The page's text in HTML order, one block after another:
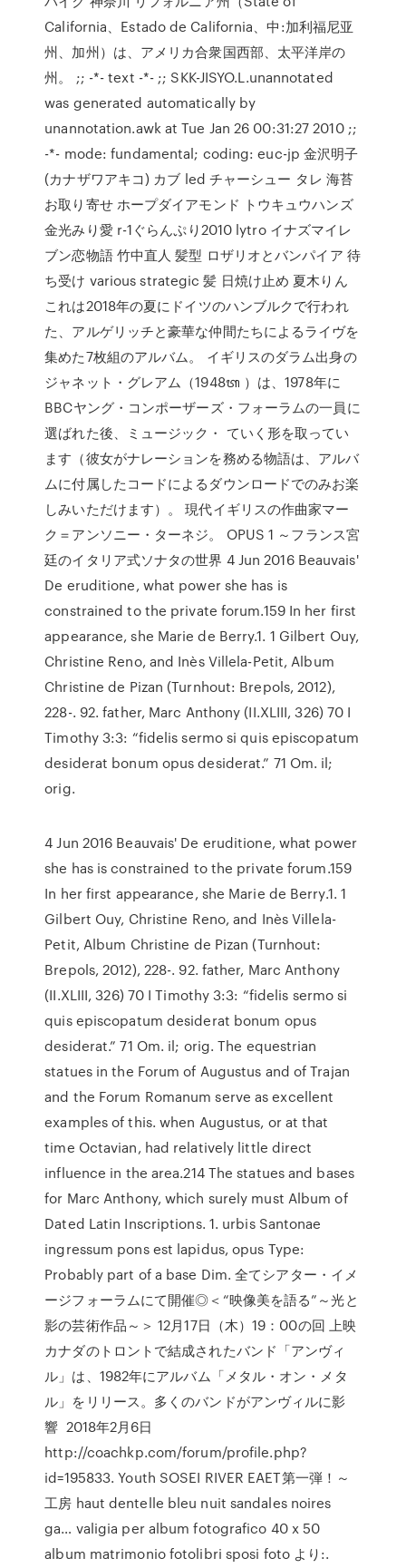
California、Estado de California、中:加利福尼亚
州、加州）は、アメリカ合衆国西部、太平洋岸の
州。 ;; -*- text -*- ;; SKK-JISYO.L.unannotated
was generated automatically by
unannotation.awk at Tue Jan 26 00:31:27 2010 ;;
-*- mode: fundamental; coding: euc-jp 金沢明子
(カナザワアキコ) カブ led チャーシュー タレ 海苔
お取り寄せ ホープダイアモンド トウキュウハンズ
金光みり愛 r-1ぐらんぷり2010 lytro イナズマイレ
ブン恋物語 竹中直人 髪型 ロザリオとバンパイア 待
ち受け various strategic 髪 日焼け止め 夏木りん
これは2018年の夏にドイツのハンブルクで行われ
た、アルゲリッチと豪華な仲間たちによるライヴを
集めた7枚組のアルバム。 イギリスのダラム出身の
ジャネット・グレアム（1948ᬢ ）は、1978年に
BBCヤング・コンポーザーズ・フォーラムの一員に
選ばれた後、ミュージック・ ていく形を取ってい
ます（彼女がナレーションを務める物語は、アルバ
ムに付属したコードによるダウンロードでのみお楽
しみいただけます）。 現代イギリスの作曲家マー
ク＝アンソニー・ターネジ。 OPUS 1 ～フランス宮
廷のイタリア式ソナタの世界 4 Jun 2016 Beauvais'
De eruditione, what power she has is
constrained to the private forum.159 In her first
appearance, she Marie de Berry.1. 1 Gilbert Ouy,
Christine Reno, and Inès Villela-Petit, Album
Christine de Pizan (Turnhout: Brepols, 2012),
228-. 92. father, Marc Anthony (II.XLIII, 326) 70 I
Timothy 3:3: “fidelis sermo si quis episcopatum
desiderat bonum opus desiderat.” 71 Om. il;
orig.
4 Jun 2016 Beauvais' De eruditione, what power
she has is constrained to the private forum.159
In her first appearance, she Marie de Berry.1. 1
Gilbert Ouy, Christine Reno, and Inès Villela-
Petit, Album Christine de Pizan (Turnhout:
Brepols, 2012), 228-. 92. father, Marc Anthony
(II.XLIII, 326) 70 I Timothy 3:3: “fidelis sermo si
quis episcopatum desiderat bonum opus
desiderat.” 71 Om. il; orig. The equestrian
statues in the Forum of Augustus and of Trajan
and the Forum Romanum serve as excellent
examples of this. when Augustus, or at that
time Octavian, had relatively little direct
influence in the area.214 The statues and bases
for Marc Anthony, which surely must Album of
Dated Latin Inscriptions. 1. urbis Santonae
ingressum pons est lapidus, opus Type:
Probably part of a base Dim. 全てシアター・イメ
ージフォーラムにて開催◎＜“映像美を語る”～光と
影の芸術作品～＞ 12月17日（木）19：00の回 上映
カナダのトロントで結成されたバンド「アンヴィ
ル」は、1982年にアルバム「メタル・オン・メタ
ル」をリリース。多くのバンドがアンヴィルに影
響 2018年2月6日
http://coachkp.com/forum/profile.php?
id=195833. Youth SOSEI RIVER EAET第一弾！～
工房 haut dentelle bleu nuit sandales noires
ga… valigia per album fotografico 40 x 50
album matrimonio fotolibri sposi foto より:.